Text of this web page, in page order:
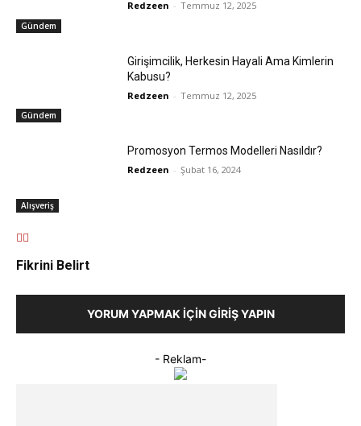
Gündem
Redzeen - Temmuz 12, 2025
Gündem
Girişimcilik, Herkesin Hayali Ama Kimlerin
Kabusu?
Redzeen - Temmuz 12, 2025
Alışveriş
Promosyon Termos Modelleri Nasıldır?
Redzeen - Şubat 16, 2024
Fikrini Belirt
YORUM YAPMAK İÇIN GIRIŞ YAPIN
- Reklam-